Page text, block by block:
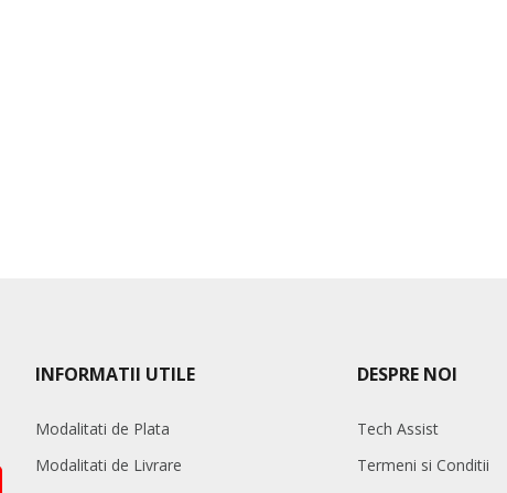
INFORMATII UTILE
Modalitati de Plata
Modalitati de Livrare
DESPRE NOI
Tech Assist
Termeni si Conditii